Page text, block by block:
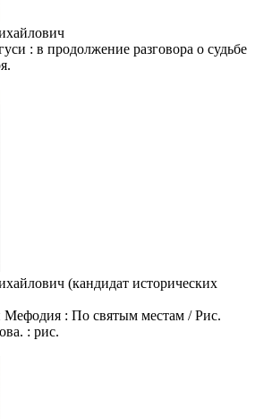
: в продолжение разговора о судьбе
(кандидат исторических
Мефодия : По святым местам / Рис.
: рис.